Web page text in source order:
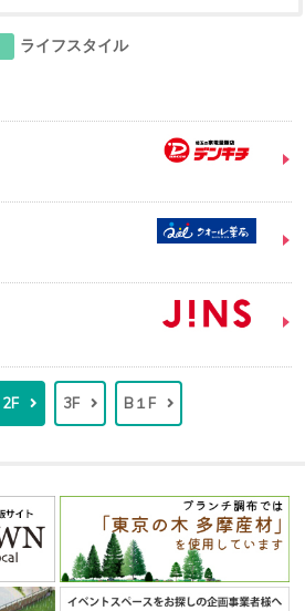
ライフスタイル
2F 3F B１F